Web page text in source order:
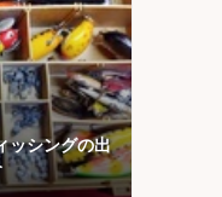
ッシングの出